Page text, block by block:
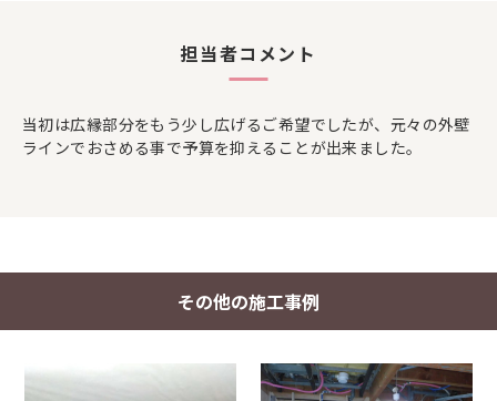
担当者コメント
当初は広縁部分をもう少し広げるご希望でしたが、元々の外壁
ラインでおさめる事で予算を抑えることが出来ました。
その他の施工事例